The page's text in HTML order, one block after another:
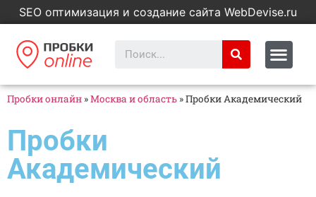
SEO оптимизация и создание сайта WebDevise.ru
Пробки онлайн »Москва и область »Пробки Академический
Пробки
Академический